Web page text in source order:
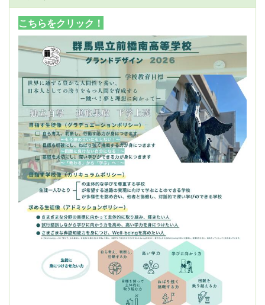
こちらをクリック！